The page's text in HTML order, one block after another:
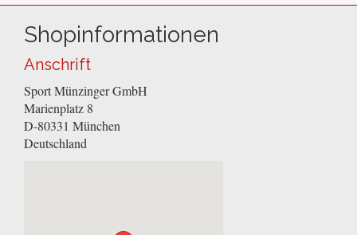
Shopinformationen
Anschrift
Sport Münzinger GmbH
Marienplatz 8
D-80331 München
Deutschland